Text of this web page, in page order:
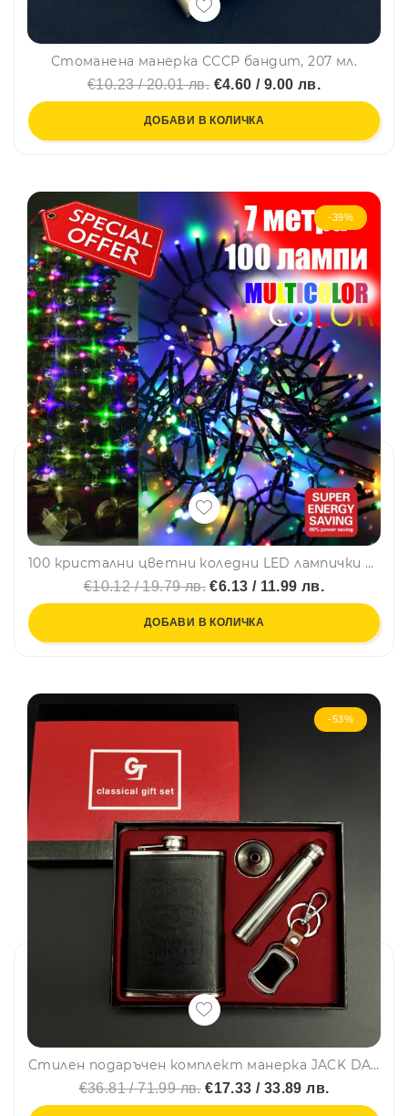
Стоманена манерка СССР бандит, 207 мл.
€10.23 / 20.01 лв. €4.60 / 9.00 лв.
ДОБАВИ В КОЛИЧКА
-39%
100 кристални цветни коледни LED лампички 7Х ТОП 1LED V8 с програматор, нечупливи, дължина 7 м., черен кабел, BF22
€10.12 / 19.79 лв. €6.13 / 11.99 лв.
ДОБАВИ В КОЛИЧКА
-53%
Стилен подаръчен комплект манерка JACK DANIELS с фуния, шишенце и ключодържател Jack Daniels Old No.7 Brand– 2018-1
€36.81 / 71.99 лв.€17.33 / 33.89 лв.